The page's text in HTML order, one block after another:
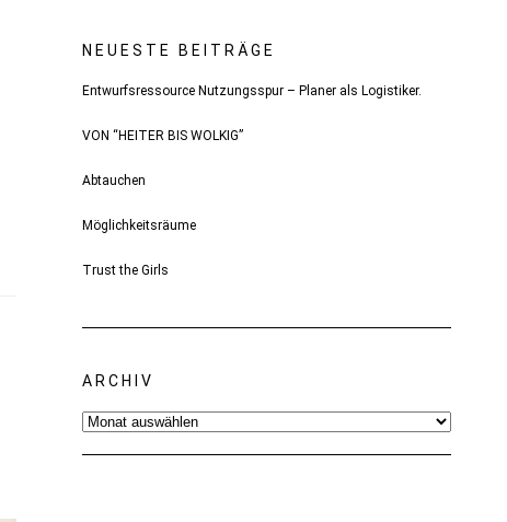
NEUESTE BEITRÄGE
Entwurfsressource Nutzungsspur – Planer als Logistiker.
VON “HEITER BIS WOLKIG”
Abtauchen
Möglichkeitsräume
Trust the Girls
ARCHIV
Archiv